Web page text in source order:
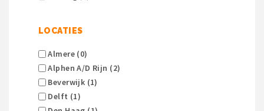
LOCATIES
Almere (0)
Alphen A/d Rijn (2)
Beverwijk (1)
Delft (1)